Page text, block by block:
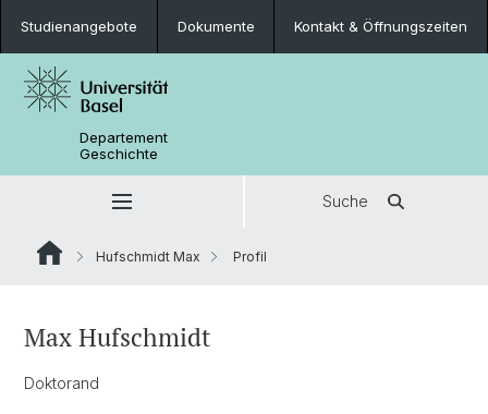
Studienangebote Dokumente Kontakt & Öffnungszeiten
Departement
Geschichte
Suche
Hufschmidt Max Profil
Max Hufschmidt
Doktorand